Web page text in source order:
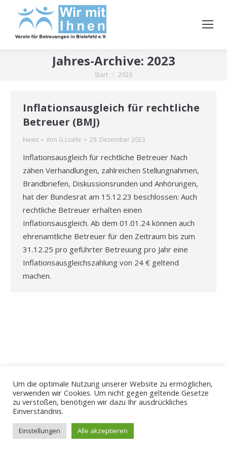
Jahres-Archive: 2023
Sie befinden sich hier:
Start 2023
Inflationsausgleich für rechtliche
Betreuer (BMJ)
News Von G Loehr 29. Dezember 2023
Inflationsausgleich für rechtliche Betreuer Nach
zähen Verhandlungen, zahlreichen Stellungnahmen,
Brandbriefen, Diskussionsrunden und Anhörungen,
hat der Bundesrat am 15.12.23 beschlossen: Auch
rechtliche Betreuer erhalten einen
Inflationsausgleich. Ab dem 01.01.24 können auch
ehrenamtliche Betreuer für den Zeitraum bis zum
31.12.25 pro geführter Betreuung pro Jahr eine
Inflationsausgleichszahlung von 24 € geltend
machen.
Um die optimale Nutzung unserer Website zu ermöglichen,
verwenden wir Cookies. Um nicht gegen geltende Gesetze
zu verstoßen, benötigen wir dazu Ihr ausdrückliches
Einverständnis.
Einstellungen Alle akzeptieren